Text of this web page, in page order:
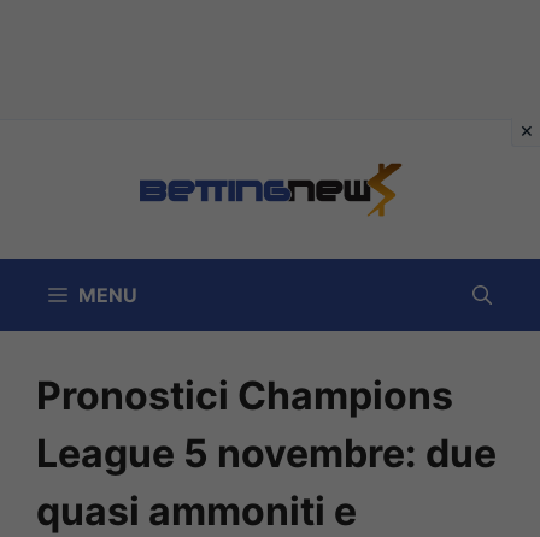
MENU
Pronostici Champions
League 5 novembre: due
quasi ammoniti e